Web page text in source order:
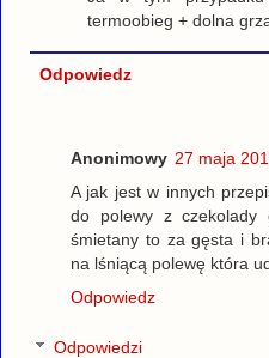
termoobieg + dolna
Odpowiedz
Anonimowy 27 maja
A jak jest w innych
do polewy z
śmietany to za gęsta i
na lśniącą polewę która
Odpowiedz
Odpowiedzi